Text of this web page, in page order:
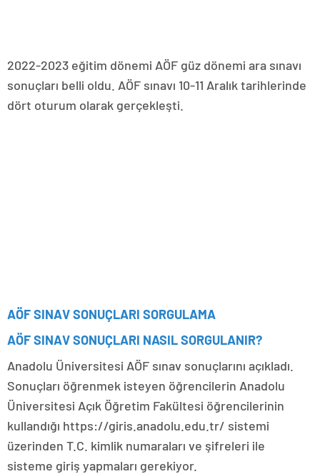
2022-2023 eğitim dönemi AÖF güz dönemi ara sınavı
sonuçları belli oldu. AÖF sınavı 10-11 Aralık tarihlerinde
dört oturum olarak gerçekleşti.
AÖF SINAV SONUÇLARI SORGULAMA
AÖF SINAV SONUÇLARI NASIL SORGULANIR?
Anadolu Üniversitesi AÖF sınav sonuçlarını açıkladı.
Sonuçları öğrenmek isteyen öğrencilerin Anadolu
Üniversitesi Açık Öğretim Fakültesi öğrencilerinin
kullandığı https://giris.anadolu.edu.tr/ sistemi
üzerinden T.C. kimlik numaraları ve şifreleri ile
sisteme giriş yapmaları gerekiyor.